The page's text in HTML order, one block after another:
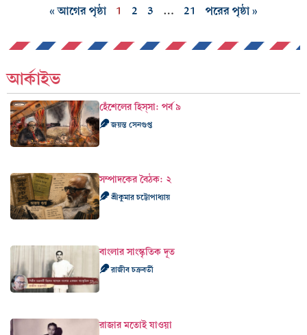
« আগের পৃষ্ঠা 1 2 3 … 21 পরের পৃষ্ঠা »
আর্কাইভ
হেঁশেলের হিস্‌সা: পর্ব ৯
জয়ন্ত সেনগুপ্ত
সম্পাদকের বৈঠক: ২
শ্রীকুমার চট্টোপাধ্যায়
বাংলার সাংস্কৃতিক দূত
রাজীব চক্রবর্তী
রাজার মতোই যাওয়া